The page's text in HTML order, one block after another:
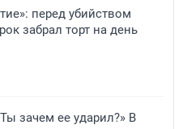
перед убийством
забрал торт на день
зачем ее ударил?» В